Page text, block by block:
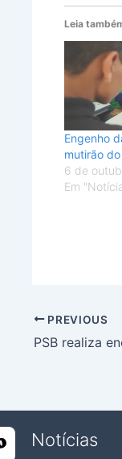
Leia
Engenho
mutirão
6 de
Em
PREVIOUS
Notícias